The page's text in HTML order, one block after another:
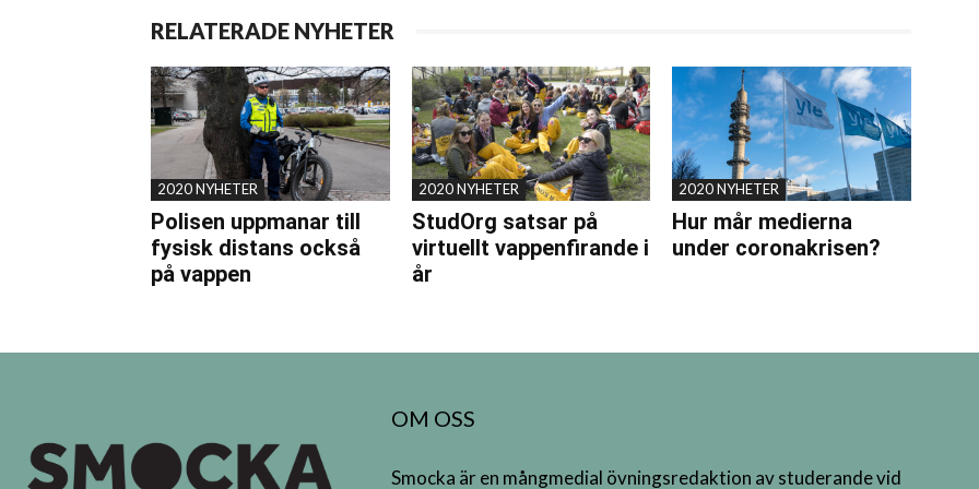
RELATERADE NYHETER
2020 NYHETER
Polisen uppmanar till
fysisk distans också
på vappen
2020 NYHETER
StudOrg satsar på
virtuellt vappenfirande i
år
2020 NYHETER
Hur mår medierna
under coronakrisen?
OM OSS
Smocka är en mångmedial övningsredaktion av studerande vid